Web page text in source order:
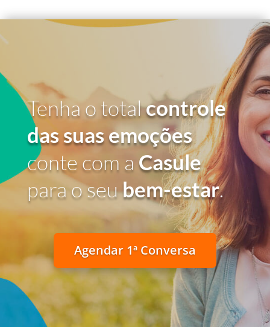
Tenha o totalcontrole
das suas emoções
conte com a Casule
para o seubem-estar.
Agendar 1ª Conversa